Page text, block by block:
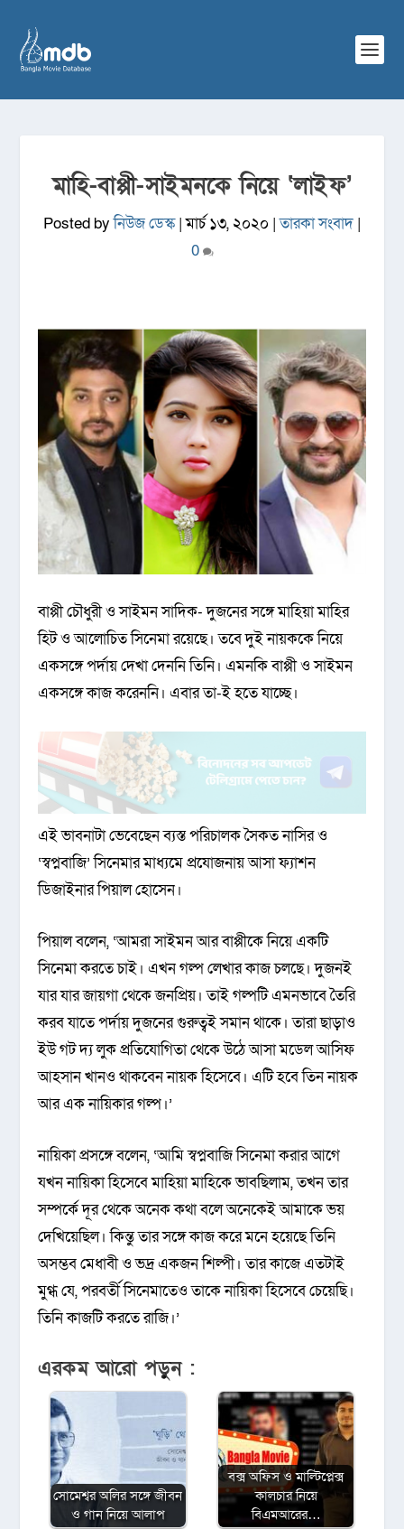
মাহি-বাপ্পী-সাইমনকে নিয়ে ‘লাইফ’
Posted byনিউজ ডেস্ক|মার্চ ১৩, ২০২০ |তারকা সংবাদ |
0
বাপ্পী চৌধুরী ও সাইমন সাদিক- দুজনের সঙ্গে মাহিয়া মাহির
হিট ও আলোচিত সিনেমা রয়েছে। তবে দুই নায়ককে নিয়ে
একসঙ্গে পর্দায় দেখা দেননি তিনি। এমনকি বাপ্পী ও সাইমন
একসঙ্গে কাজ করেননি। এবার তা-ই হতে যাচ্ছে।
এই ভাবনাটা ভেবেছেন ব্যস্ত পরিচালক সৈকত নাসির ও
‘স্বপ্নবাজি’ সিনেমার মাধ্যমে প্রযোজনায় আসা ফ্যাশন
ডিজাইনার পিয়াল হোসেন।
পিয়াল বলেন, ‘আমরা সাইমন আর বাপ্পীকে নিয়ে একটি
সিনেমা করতে চাই। এখন গল্প লেখার কাজ চলছে। দুজনই
যার যার জায়গা থেকে জনপ্রিয়। তাই গল্পটি এমনভাবে তৈরি
করব যাতে পর্দায় দুজনের গুরুত্বই সমান থাকে। তারা ছাড়াও
ইউ গট দ্য লুক প্রতিযোগিতা থেকে উঠে আসা মডেল আসিফ
আহসান খানও থাকবেন নায়ক হিসেবে। এটি হবে তিন নায়ক
আর এক নায়িকার গল্প।’
নায়িকা প্রসঙ্গে বলেন, ‘আমি স্বপ্নবাজি সিনেমা করার আগে
যখন নায়িকা হিসেবে মাহিয়া মাহিকে ভাবছিলাম, তখন তার
সম্পর্কে দূর থেকে অনেক কথা বলে অনেকেই আমাকে ভয়
দেখিয়েছিল। কিন্তু তার সঙ্গে কাজ করে মনে হয়েছে তিনি
অসম্ভব মেধাবী ও ভদ্র একজন শিল্পী। তার কাজে এতটাই
মুগ্ধ যে, পরবর্তী সিনেমাতেও তাকে নায়িকা হিসেবে চেয়েছি।
তিনি কাজটি করতে রাজি।’
এরকম আরো পড়ুন :
সোমেশ্বর অলির সঙ্গে জীবন
ও গান নিয়ে আলাপ
বক্স অফিস ও মাল্টিপ্লেক্স
কালচার নিয়ে
বিএমআরের…